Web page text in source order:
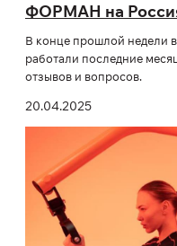
ФОРМАН на
В конце прошлой недели
работали последние
отзывов и вопросов.
20.04.2025